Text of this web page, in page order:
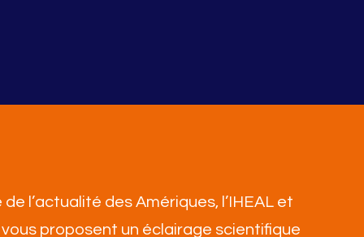
l’actualité des Amériques, l’IHEAL et
vous proposent un éclairage scientifique